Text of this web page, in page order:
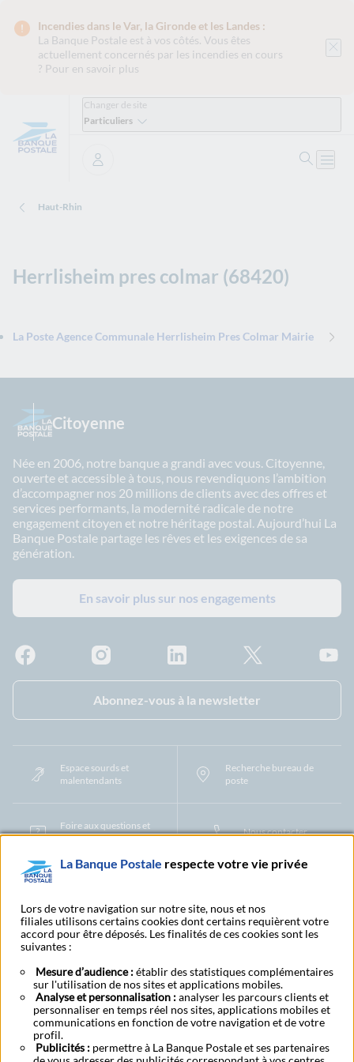
Incendies dans le Var, la Gironde et les Landes :
La Banque Postale est à vos côtés. Vous êtes
actuellement concernés par les incendies en cours
? Pour en savoir plus
Changer de site
Particuliers
Se connecter
Haut-Rhin
Herrlisheim pres colmar (68420)
La Poste Agence Communale Herrlisheim Pres Colmar Mairie
Citoyenne
Née en 2006, notre banque a grandi avec vous. Citoyenne,
ouverte et accessible à tous, nous revendiquons l’ambition
d’accompagner nos 20 millions de clients avec des offres et
services performants, la modernité radicale de notre
engagement citoyen et notre héritage postal. Aujourd’hui La
Banque Postale partage les rêves et les exigences de sa
génération.
En savoir plus sur nos engagements
Abonnez-vous à la newsletter
Espace sourds et
malentendants
Recherche bureau de
poste
Foire aux questions et
centre d'aide
Nous contacter
Protection des Données à Caractère PersonnelFiliales et partenaires
CookiesGestion des cookiesActualiser vos informations
Contestation et réclamation Coordonnées Centres Financiers
Alertes fraudes et points de vigilance Actualités réglementaires CGU
Aide navigateur et systèmes d'exploitation
Vider le cache de votre navigateurLexique Aide et accessibilité
Accessibilité – Partiellement conforme Espace candidature
BFI - Banque de Financement et d'Investissement
Le fonds de garantie des dépôts et de résolutionRésilierRétractation
La Banque Postale respecte votre vie privée
Lors de votre navigation sur notre site, nous et nos
filiales utilisons certains cookies dont certains requièrent votre
accord pour être déposés. Les finalités de ces cookies sont les
suivantes :
Mesure d’audience :établir des statistiques complémentaires
sur l'utilisation de nos sites et applications mobiles.
Analyse et personnalisation :analyser les parcours clients et
personnaliser en temps réel nos sites, applications mobiles et
communications en fonction de votre navigation et de votre
profil.
Publicités : permettre à La Banque Postale et ses partenaires